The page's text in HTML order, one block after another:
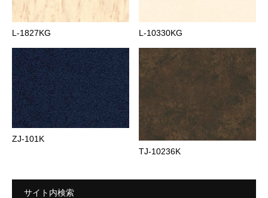
L-1827KG L-10330KG
ZJ-101K
TJ-10236K
サイト内検索